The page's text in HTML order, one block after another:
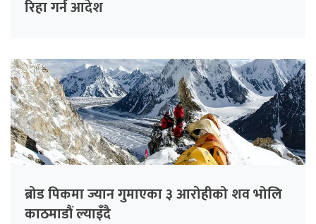
रिहा गर्न आदेश
ब्रोड पिकमा ज्यान गुमाएका ३ आरोहीको शव भोलि
काठमाडौं ल्याइँदै